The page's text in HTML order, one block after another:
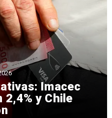
Imacec
2,4% y Chile